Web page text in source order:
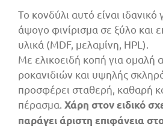
Το κονδύλι αυτό είναι
άψογο φινίρισμα σε ξύλο και
υλικά (MDF, μελαμίνη, HPL).
Με ελικοειδή κοπή για ομαλή
ροκανιδιών και υψηλής
προσφέρει σταθερή, καθαρή
πέρασμα. Χάρη στον ειδικό
παράγει άριστη επιφάνεια